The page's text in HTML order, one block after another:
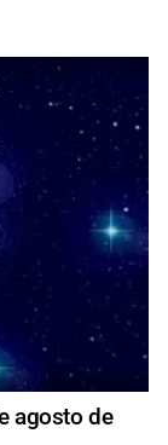
agosto de